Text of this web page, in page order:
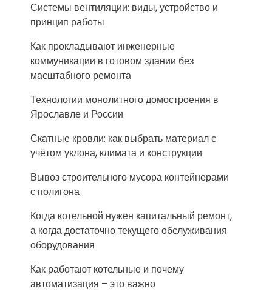
Системы вентиляции: виды, устройство и
принцип работы
Как прокладывают инженерные
коммуникации в готовом здании без
масштабного ремонта
Технологии монолитного домостроения в
Ярославле и России
Скатные кровли: как выбрать материал с
учётом уклона, климата и конструкции
Вывоз строительного мусора контейнерами
с полигона
Когда котельной нужен капитальный ремонт,
а когда достаточно текущего обслуживания
оборудования
Как работают котельные и почему
автоматизация – это важно